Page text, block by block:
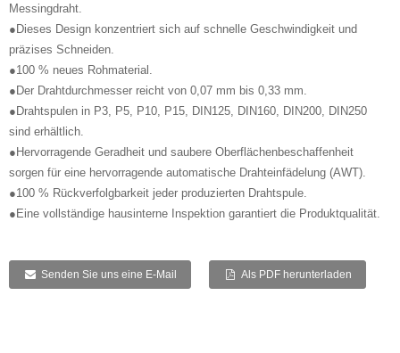
Messingdraht.
●Dieses Design konzentriert sich auf schnelle Geschwindigkeit und
präzises Schneiden.
●100 % neues Rohmaterial.
●Der Drahtdurchmesser reicht von 0,07 mm bis 0,33 mm.
●Drahtspulen in P3, P5, P10, P15, DIN125, DIN160, DIN200, DIN250
sind erhältlich.
●Hervorragende Geradheit und saubere Oberflächenbeschaffenheit
sorgen für eine hervorragende automatische Drahteinfädelung (AWT).
●100 % Rückverfolgbarkeit jeder produzierten Drahtspule.
●Eine vollständige hausinterne Inspektion garantiert die Produktqualität.
Senden Sie uns eine E-Mail Als PDF herunterladen